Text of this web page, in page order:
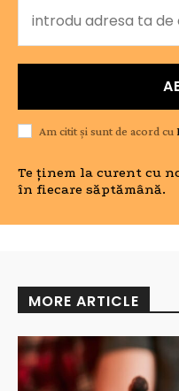
Am citit și sunt de acord cu
Te ținem la curent cu
în fiecare săptămână.
MORE ARTICLE